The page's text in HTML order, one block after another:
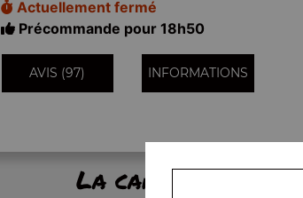
Actuellement fermé
Précommande pour 18h50
AVIS (97) INFORMATIONS
La carte